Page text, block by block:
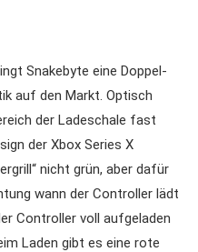
Snakebyte eine Doppel-
auf den Markt. Optisch
der Ladeschale fast
der Xbox Series X
nicht grün, aber dafür
wann der Controller lädt
Controller voll aufgeladen
Laden gibt es eine rote